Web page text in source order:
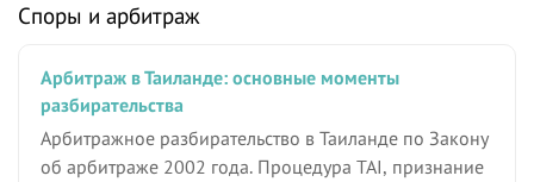
Споры и арбитраж
Арбитраж в Таиланде: основные моменты
разбирательства
Арбитражное разбирательство в Таиланде по Закону
об арбитраже 2002 года. Процедура TAI, признание